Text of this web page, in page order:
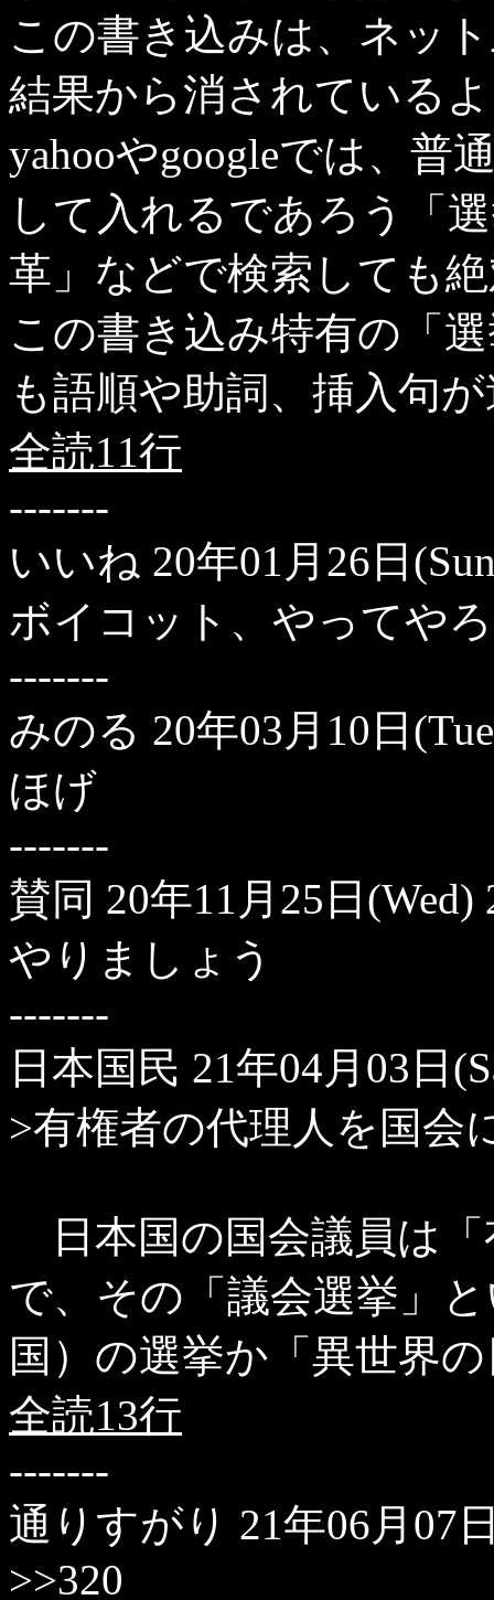
この書き込みは、ネッ
結果から消されている
yahooやgoogleでは、普
して入れるであろう「
革」などで検索しても
この書き込み特有の「
も語順や助詞、挿入句
全読11行
-------
いいね 20年01月26日
ボイコット、やってや
-------
みのる 20年03月10日
ほげ
-------
賛同 20年11月25日(Wed)
やりましょう
-------
日本国民 21年04月03日
>有権者の代理人を国会
日本国の国会議員は
で、その「議会選挙」
国）の選挙か「異世界
全読13行
-------
通りすがり 21年06月07
>>320